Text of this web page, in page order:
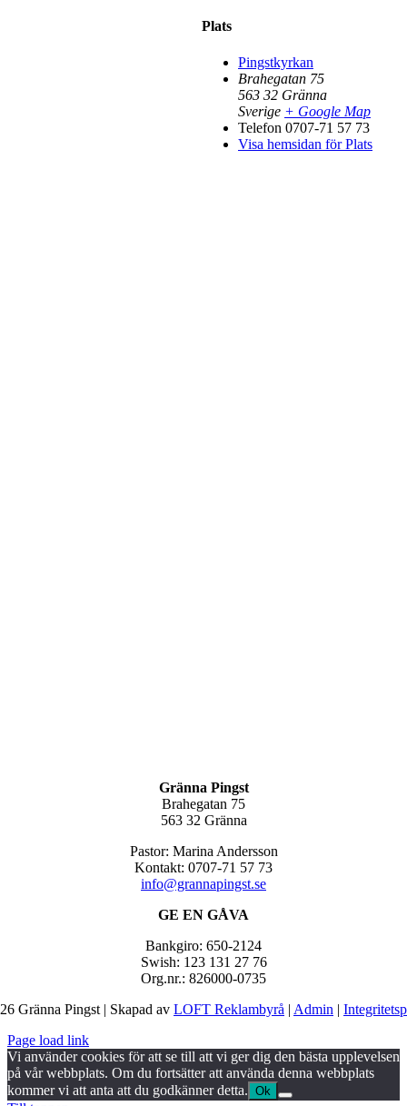
Plats
Pingstkyrkan
Brahegatan 75
563 32 Gränna
Sverige + Google Map
Telefon 0707-71 57 73
Visa hemsidan för Plats
Gränna Pingst
Brahegatan 75
563 32 Gränna
Pastor: Marina Andersson
Kontakt: 0707-71 57 73
info@grannapingst.se
GE EN GÅVA
Bankgiro: 650-2124
Swish: 123 131 27 76
Org.nr.: 826000-0735
Gränna Pingst | Skapad av LOFT Reklambyrå | Admin |
Page load link
Vi använder cookies för att se till att vi ger dig den bästa upplevelsen
på vår webbplats. Om du fortsätter att använda denna webbplats
kommer vi att anta att du godkänner detta. Ok